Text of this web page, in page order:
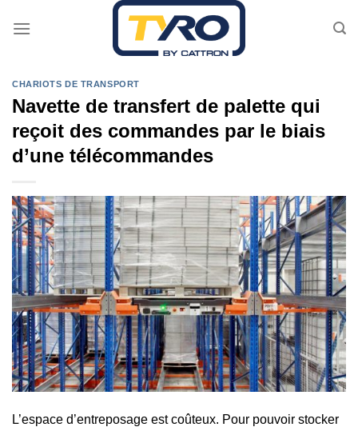
CHARIOTS DE TRANSPORT
Navette de transfert de palette qui
reçoit des commandes par le biais
d’une télécommandes
L’espace d’entreposage est coûteux. Pour pouvoir stocker